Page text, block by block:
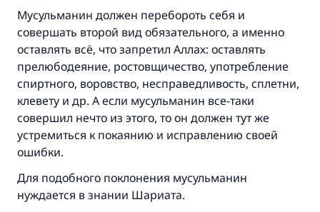
Мусульманин должен перебороть себя и
совершать второй вид обязательного, а именно
оставлять всё, что запретил Аллах: оставлять
прелюбодеяние, ростовщичество, употребление
спиртного, воровство, несправедливость, сплетни,
клевету и др. А если мусульманин все-таки
совершил нечто из этого, то он должен тут же
устремиться к покаянию и исправлению своей
ошибки.
Для подобного поклонения мусульманин
нуждается в знании Шариата.